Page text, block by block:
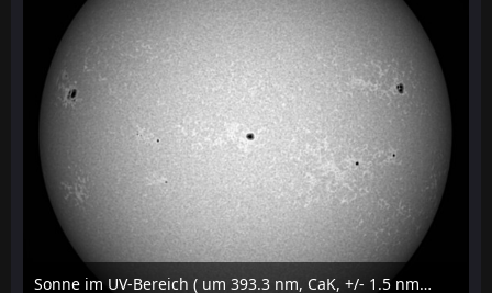
Sonne im UV-Bereich ( um 393.3 nm, CaK, +/- 1.5 nm) am 29. Juli 2026 um 09:50 MESZ